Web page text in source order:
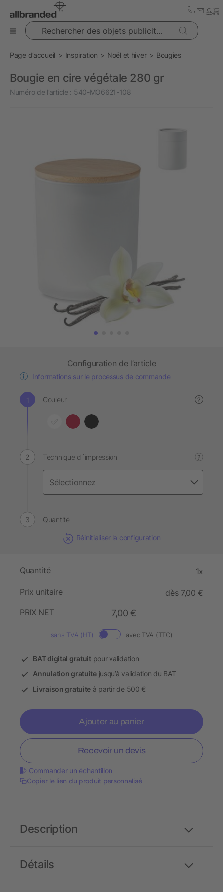
Rechercher des objets publicitaires
Page d’accueil Inspiration Noël et hiver Bougies
Bougie en cire végétale 280 gr
Numéro de l’article : 540-MO6621-108
Configuration de l’article
Informations sur le processus de commande
Couleur ?
Technique d´impression ?
Quantité
Réinitialiser la configuration
Quantité 1x
Prix unitaire
dès 7,00 €
PRIX NET
7,00 €
sans TVA (HT) avec TVA (TTC)
BAT digital gratuitpour validation
Annulation gratuitejusqu’à validation du BAT
Livraison gratuite à partir de 500 €
Ajouter au panier
Recevoir un devis
Commander un échantillon
Copier le lien du produit personnalisé
Détails
Description